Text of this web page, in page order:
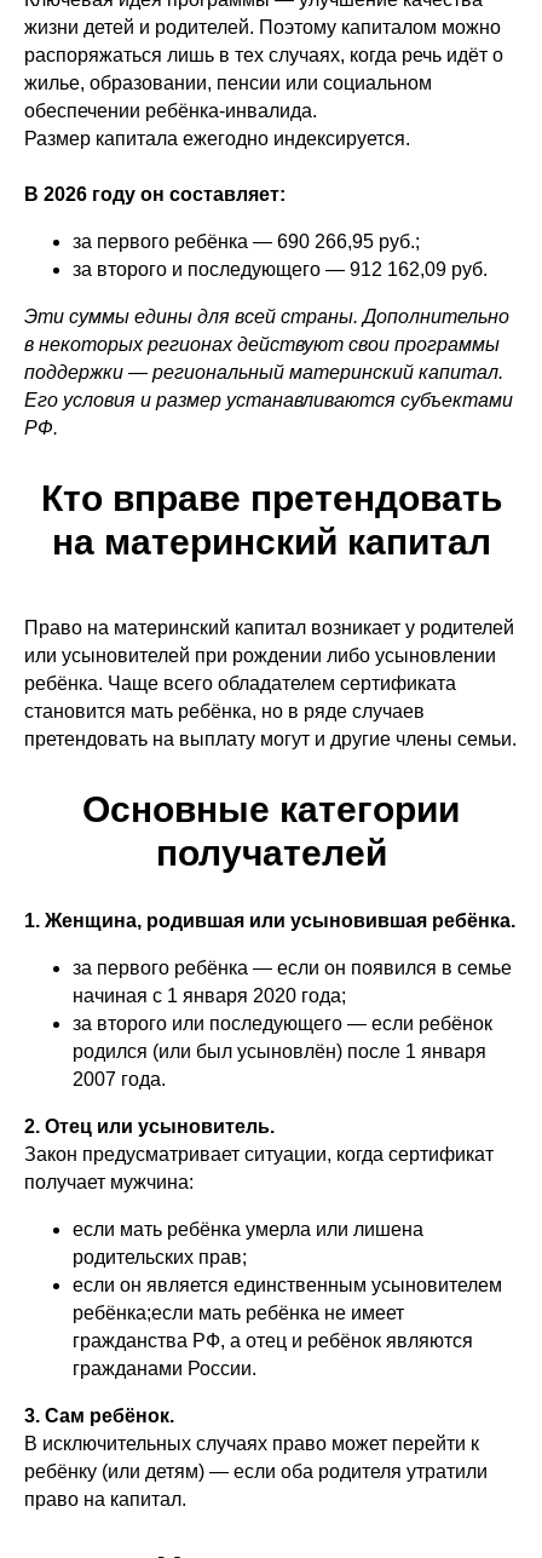
жизни детей и родителей. Поэтому капиталом можно
распоряжаться лишь в тех случаях, когда речь идёт о
жилье, образовании, пенсии или социальном
обеспечении ребёнка-инвалида.
Размер капитала ежегодно индексируется.
В 2026 году он составляет:
за первого ребёнка — 690 266,95 руб.;
за второго и последующего — 912 162,09 руб.
Эти суммы едины для всей страны. Дополнительно
в некоторых регионах действуют свои программы
поддержки — региональный материнский капитал.
Его условия и размер устанавливаются субъектами
РФ.
Кто вправе претендовать
на материнский капитал
Право на материнский капитал возникает у родителей
или усыновителей при рождении либо усыновлении
ребёнка. Чаще всего обладателем сертификата
становится мать ребёнка, но в ряде случаев
претендовать на выплату могут и другие члены семьи.
Основные категории
получателей
1. Женщина, родившая или усыновившая ребёнка.
за первого ребёнка — если он появился в семье
начиная с 1 января 2020 года;
за второго или последующего — если ребёнок
родился (или был усыновлён) после 1 января
2007 года.
2. Отец или усыновитель.
Закон предусматривает ситуации, когда сертификат
получает мужчина:
если мать ребёнка умерла или лишена
родительских прав;
если он является единственным усыновителем
ребёнка;если мать ребёнка не имеет
гражданства РФ, а отец и ребёнок являются
гражданами России.
3. Сам ребёнок.
В исключительных случаях право может перейти к
ребёнку (или детям) — если оба родителя утратили
право на капитал.